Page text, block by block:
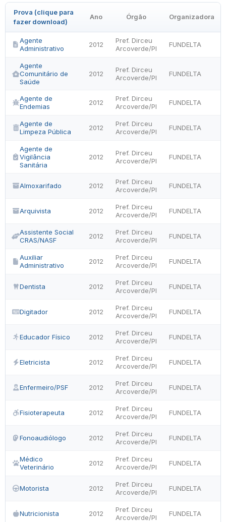
Prova (clique para
fazer download)
Ano Órgão Organizadora
Agente
Administrativo
2012
Pref. Dirceu
Arcoverde/PI
FUNDELTA
Agente
Comunitário de
Saúde
2012
Pref. Dirceu
Arcoverde/PI
FUNDELTA
Agente de
Endemias
2012
Pref. Dirceu
Arcoverde/PI
FUNDELTA
Agente de
Limpeza Pública
2012
Pref. Dirceu
Arcoverde/PI
FUNDELTA
Agente de
Vigilância
Sanitária
2012
Pref. Dirceu
Arcoverde/PI
FUNDELTA
Almoxarifado 2012
Pref. Dirceu
Arcoverde/PI
FUNDELTA
Arquivista 2012
Pref. Dirceu
Arcoverde/PI
FUNDELTA
Assistente Social
CRAS/NASF
2012
Pref. Dirceu
Arcoverde/PI
FUNDELTA
Auxiliar
Administrativo
2012
Pref. Dirceu
Arcoverde/PI
FUNDELTA
Dentista 2012
Pref. Dirceu
Arcoverde/PI
FUNDELTA
Digitador 2012
Pref. Dirceu
Arcoverde/PI
FUNDELTA
Educador Físico 2012
Pref. Dirceu
Arcoverde/PI
FUNDELTA
Eletricista 2012
Pref. Dirceu
Arcoverde/PI
FUNDELTA
Enfermeiro/PSF 2012
Pref. Dirceu
Arcoverde/PI
FUNDELTA
Fisioterapeuta 2012
Pref. Dirceu
Arcoverde/PI
FUNDELTA
Fonoaudiólogo 2012
Pref. Dirceu
Arcoverde/PI
FUNDELTA
Médico
Veterinário
2012
Pref. Dirceu
Arcoverde/PI
FUNDELTA
Motorista 2012
Pref. Dirceu
Arcoverde/PI
FUNDELTA
Nutricionista 2012
Pref. Dirceu
Arcoverde/PI
FUNDELTA